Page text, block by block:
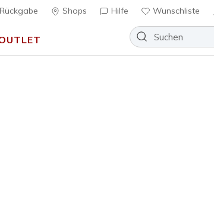
Shops Hilfe Wunschliste